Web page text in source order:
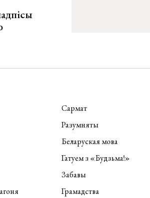
Сармат
Разумняты
Беларуская мова
Гатуем з «Будзьма!»
Забавы
Грамадства